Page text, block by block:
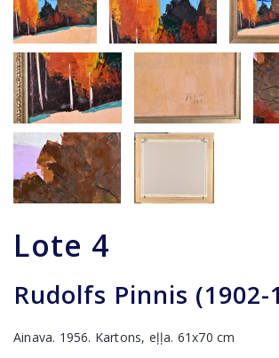
Lote 4
Rudolfs Pinnis (1902-
Ainava. 1956. Kartons, eļļa. 61x70 cm